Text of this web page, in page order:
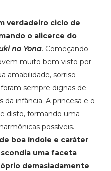
verdadeiro ciclo de
o alicerce do
no Yona. Começando
muito bem visto por
amabilidade, sorriso
sempre dignas de
da infância. A princesa e o
disto, formando uma
possíveis.
boa índole e caráter
uma faceta
demasiadamente